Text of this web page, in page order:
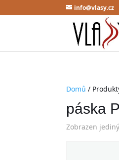
info@vlasy.cz
Domů /
páska
Zobrazen